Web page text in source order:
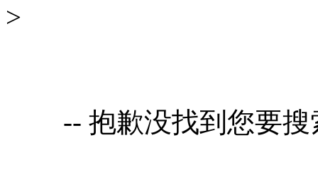
>
-- 抱歉没找到您要